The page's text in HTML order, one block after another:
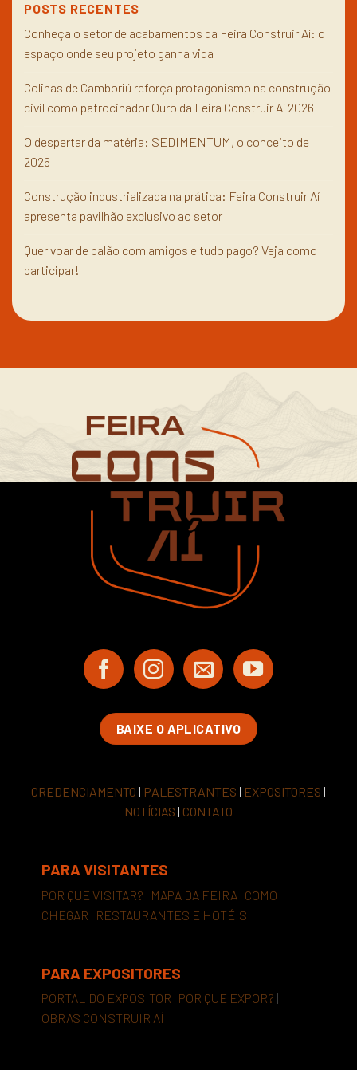
POSTS RECENTES
Conheça o setor de acabamentos da Feira Construir Aí: o
espaço onde seu projeto ganha vida
Colinas de Camboriú reforça protagonismo na construção
civil como patrocinador Ouro da Feira Construir Aí 2026
O despertar da matéria: SEDIMENTUM, o conceito de
2026
Construção industrializada na prática: Feira Construir Aí
apresenta pavilhão exclusivo ao setor
Quer voar de balão com amigos e tudo pago? Veja como
participar!
BAIXE O APLICATIVO
CREDENCIAMENTO | PALESTRANTES | EXPOSITORES |
NOTÍCIAS | CONTATO
PARA VISITANTES
POR QUE VISITAR? | MAPA DA FEIRA | COMO
CHEGAR | RESTAURANTES E HOTÉIS
PARA EXPOSITORES
PORTAL DO EXPOSITOR | POR QUE EXPOR? |
OBRAS CONSTRUIR AÍ